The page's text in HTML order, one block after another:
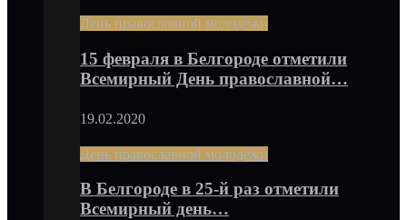
День православной молодёжи
15 февраля в Белгороде отметили
Всемирный День православной…
19.02.2020
День православной молодёжи
В Белгороде в 25-й раз отметили
Всемирный день…